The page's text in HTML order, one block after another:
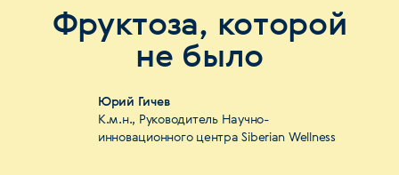
Фруктоза, которой
не было
Юрий Гичев
К.м.н., Руководитель Научно-
инновационного центра Siberian Wellness